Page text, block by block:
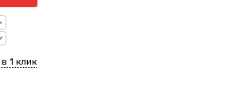
1 клик